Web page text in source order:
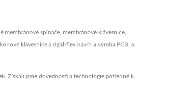
spínače, membránové klávesnice,
klávesnice a rigid-flex návrh a výroba PCB, a
Získali jsme dovednosti a technologie potřebné k